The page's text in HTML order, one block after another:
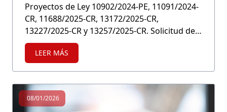
Proyectos de Ley 10902/2024-PE, 11091/2024-
CR, 11688/2025-CR, 13172/2025-CR,
13227/2025-CR y 13257/2025-CR. Solicitud de
participación en mesa de trabajo sobre la
Autoridad Nacional de Productos
de APEMED.
LEER MÁS
08/01/2026